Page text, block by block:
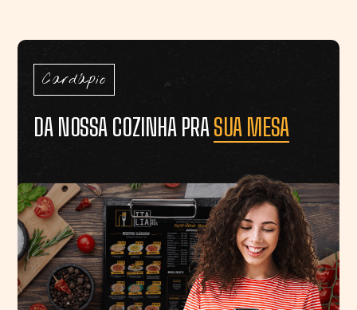
Cardápio
DA NOSSA COZINHA PRASUA MESA